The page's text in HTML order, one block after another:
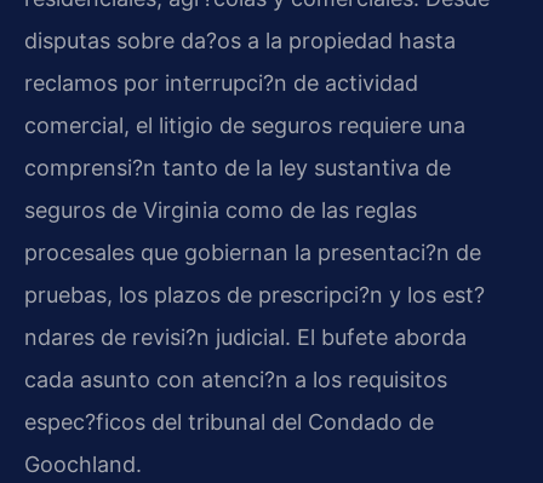
disputas sobre da?os a la propiedad hasta
reclamos por interrupci?n de actividad
comercial, el litigio de seguros requiere una
comprensi?n tanto de la ley sustantiva de
seguros de Virginia como de las reglas
procesales que gobiernan la presentaci?n de
pruebas, los plazos de prescripci?n y los est?
ndares de revisi?n judicial. El bufete aborda
cada asunto con atenci?n a los requisitos
espec?ficos del tribunal del Condado de
Goochland.